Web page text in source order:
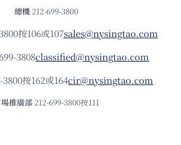
總機 212-699-3800
按106或107sales@nysingtao.com
3808classified@nysingtao.com
3800按162或164cir@nysingtao.com
推廣部 212-699-3800按111